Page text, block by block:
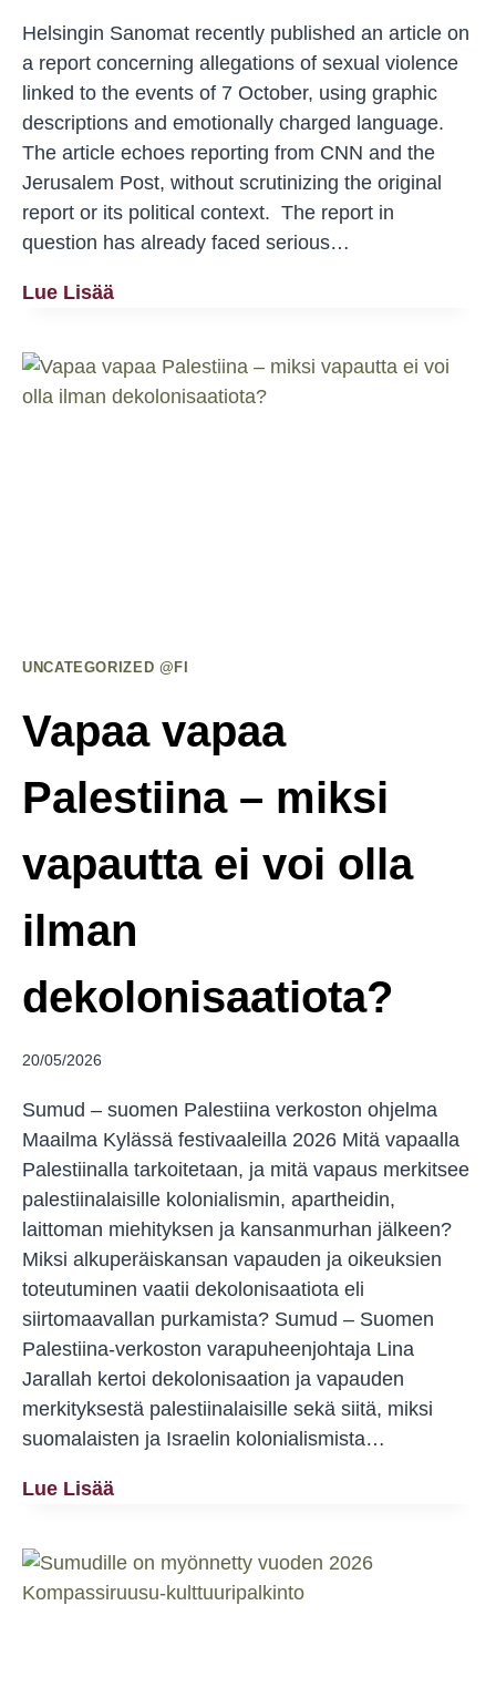
Helsingin Sanomat recently published an article on
a report concerning allegations of sexual violence
linked to the events of 7 October, using graphic
descriptions and emotionally charged language.
The article echoes reporting from CNN and the
Jerusalem Post, without scrutinizing the original
report or its political context. The report in
question has already faced serious…
Lue LisääSelective
Racism
Propaganda
Consent
Genocide
UNCATEGORIZED @FI
Vapaa vapaa
Palestiina – miksi
vapautta ei voi olla
ilman
dekolonisaatiota?
20/05/2026
Sumud – suomen Palestiina verkoston ohjelma
Maailma Kylässä festivaaleilla 2026 Mitä vapaalla
Palestiinalla tarkoitetaan, ja mitä vapaus merkitsee
palestiinalaisille kolonialismin, apartheidin,
laittoman miehityksen ja kansanmurhan jälkeen?
Miksi alkuperäiskansan vapauden ja oikeuksien
toteutuminen vaatii dekolonisaatiota eli
siirtomaavallan purkamista? Sumud – Suomen
Palestiina-verkoston varapuheenjohtaja Lina
Jarallah kertoi dekolonisaation ja vapauden
merkityksestä palestiinalaisille sekä siitä, miksi
suomalaisten ja Israelin kolonialismista…
Lue LisääVapaa